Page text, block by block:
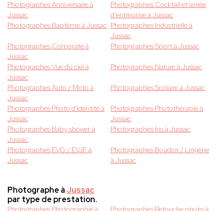
Photographes Anniversaire à
Jussac
Photographes Cocktail et soirée
d'entreprise à Jussac
Photographes Baptême à Jussac Photographes Industrielle à
Jussac
Photographes Corporate à
Jussac
Photographes Sport à Jussac
Photographes Vue du ciel à
Jussac
Photographes Nature à Jussac
Photographes Auto / Moto à
Jussac
Photographes Scolaire à Jussac
Photographes Photo d'identité à
Jussac
Photographes Photothérapie à
Jussac
Photographes Baby shower à
Jussac
Photographes Iris à Jussac
Photographes EVG / EVJF à
Jussac
Photographes Boudoir / Lingerie
à Jussac
Photographe àJussac
par type de prestation.
Photographes Photographie à
Photographes Retouche photo à